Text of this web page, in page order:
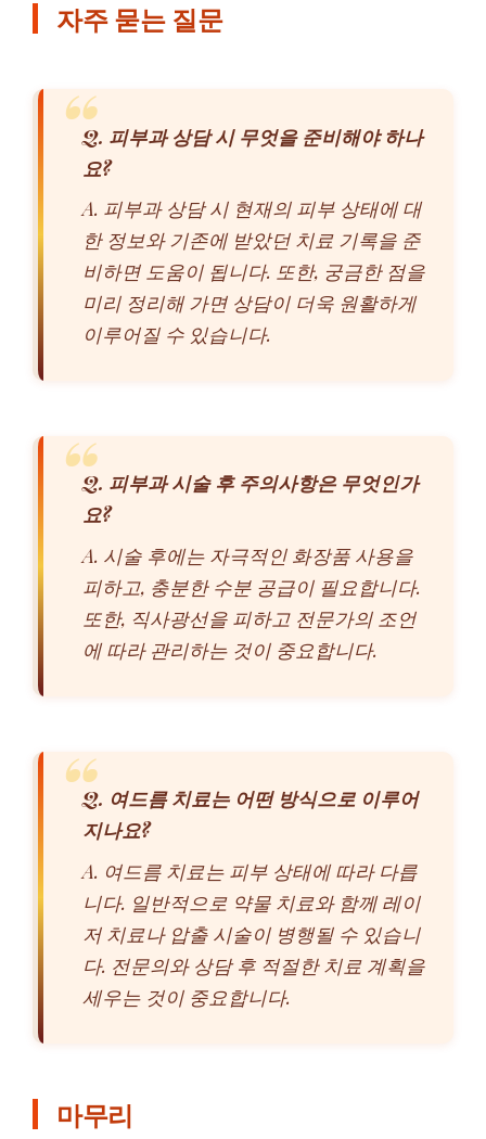
자주 묻는 질문
Q. 피부과 상담 시 무엇을 준비해야 하나
요?
A. 피부과 상담 시 현재의 피부 상태에 대
한 정보와 기존에 받았던 치료 기록을 준
비하면 도움이 됩니다. 또한, 궁금한 점을
미리 정리해 가면 상담이 더욱 원활하게
이루어질 수 있습니다.
Q. 피부과 시술 후 주의사항은 무엇인가
요?
A. 시술 후에는 자극적인 화장품 사용을
피하고, 충분한 수분 공급이 필요합니다.
또한, 직사광선을 피하고 전문가의 조언
에 따라 관리하는 것이 중요합니다.
Q. 여드름 치료는 어떤 방식으로 이루어
지나요?
A. 여드름 치료는 피부 상태에 따라 다릅
니다. 일반적으로 약물 치료와 함께 레이
저 치료나 압출 시술이 병행될 수 있습니
다. 전문의와 상담 후 적절한 치료 계획을
세우는 것이 중요합니다.
마무리